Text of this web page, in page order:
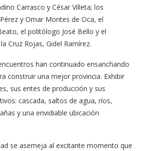
Carrasco y César Villeta; los
y Omar Montes de Oca, el
el politólogo José Bello y el
Cruz Rojas, Gidel Ramírez.
han continuado ensanchando
construir una mejor provincia. Exhibir
sus entes de producción y sus
cascada, saltos de agua, ríos,
y una envidiable ubicación
se asemeja al excitante momento que